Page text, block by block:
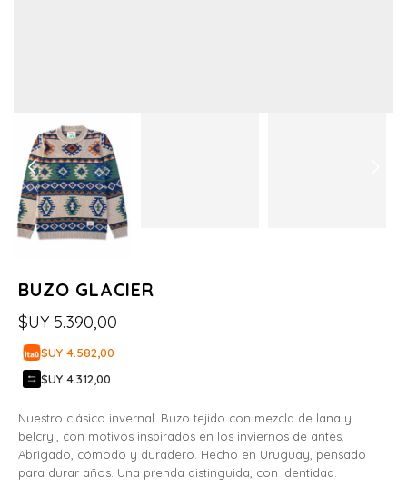
BUZO GLACIER
$UY 5.390,00
$UY 4.582,00
$UY 4.312,00
Nuestro clásico invernal. Buzo tejido con mezcla de lana y
belcryl, con motivos inspirados en los inviernos de antes.
Abrigado, cómodo y duradero. Hecho en Uruguay, pensado
para durar años. Una prenda distinguida, con identidad.